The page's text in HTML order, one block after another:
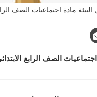
مادة اجتماعيات الصف الرابع
الصف الرابع الابتدائي